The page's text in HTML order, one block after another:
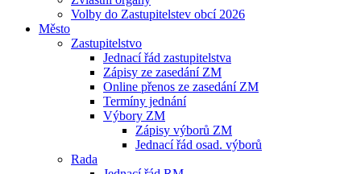
Volby do Zastupitelstev obcí 2026
Město
Zastupitelstvo
Jednací řád zastupitelstva
Zápisy ze zasedání ZM
Online přenos ze zasedání ZM
Termíny jednání
Výbory ZM
Zápisy výborů ZM
Jednací řád osad. výborů
Rada